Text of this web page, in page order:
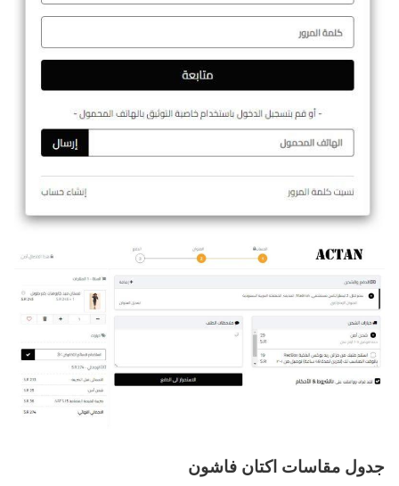
جدول مقاسات اكتان فاشون